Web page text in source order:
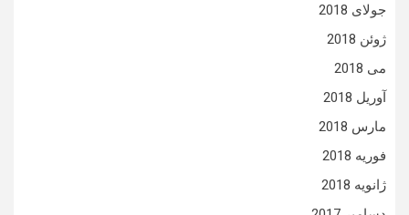
جولای 2018
ژوئن 2018
می 2018
آوریل 2018
مارس 2018
فوریه 2018
ژانویه 2018